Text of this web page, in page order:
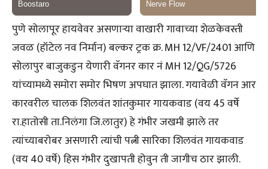
पुणे सोलापूर हायवेवर असणाऱ्या वाखारी गावाच्या शेळकेवस्ती
जवळ (हॉटेल नव निर्मान) बल्कर ट्रक क्र. MH 12/VF/2401 आणि
सोलापुर बाजुकडुन येणारी वॅगनर कार नं MH 12/QG/5726
यांच्यामध्ये समोरा समोर भिषण अपघात झाला. गयावेळी वॅगन आर
कारवरील चालक शिलवंत शांतकुमार गायकवाड (वय 45 वर्षे
रा.हातोसी ता.निलंगा जि.लातुर) हे गंभीर जखमी झाले तर
त्यांच्याबरोबर असणारी त्यांची पत्नी सारिका शिलवंत गायकवाड
(वय 40 वर्षे) हिस गंभीर दुखापती होवुन ती जागीच ठार झाली.